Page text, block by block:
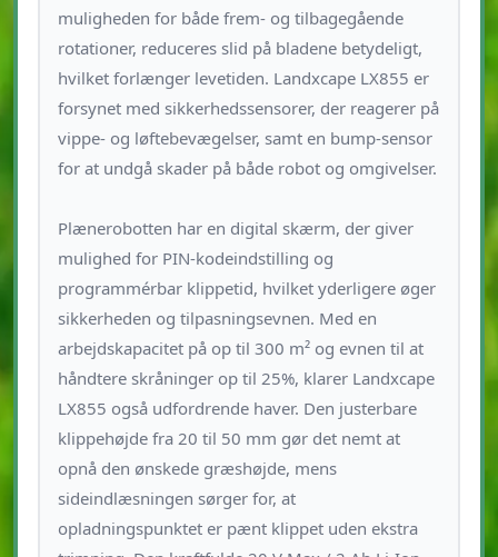
muligheden for både frem- og tilbagegående
rotationer, reduceres slid på bladene betydeligt,
hvilket forlænger levetiden. Landxcape LX855 er
forsynet med sikkerhedssensorer, der reagerer på
vippe- og løftebevægelser, samt en bump-sensor
for at undgå skader på både robot og omgivelser.
Plænerobotten har en digital skærm, der giver
mulighed for PIN-kodeindstilling og
programmérbar klippetid, hvilket yderligere øger
sikkerheden og tilpasningsevnen. Med en
arbejdskapacitet på op til 300 m² og evnen til at
håndtere skråninger op til 25%, klarer Landxcape
LX855 også udfordrende haver. Den justerbare
klippehøjde fra 20 til 50 mm gør det nemt at
opnå den ønskede græshøjde, mens
sideindlæsningen sørger for, at
opladningspunktet er pænt klippet uden ekstra